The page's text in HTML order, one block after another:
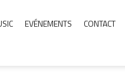
EVÉNEMENTS CONTACT